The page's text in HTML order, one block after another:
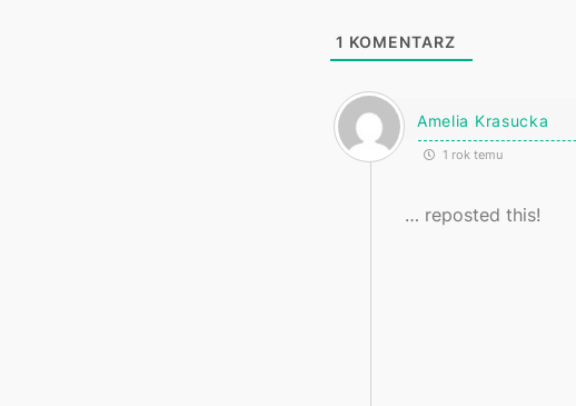
1 KOMENTARZ
Amelia Krasucka
1 rok temu
… reposted this!